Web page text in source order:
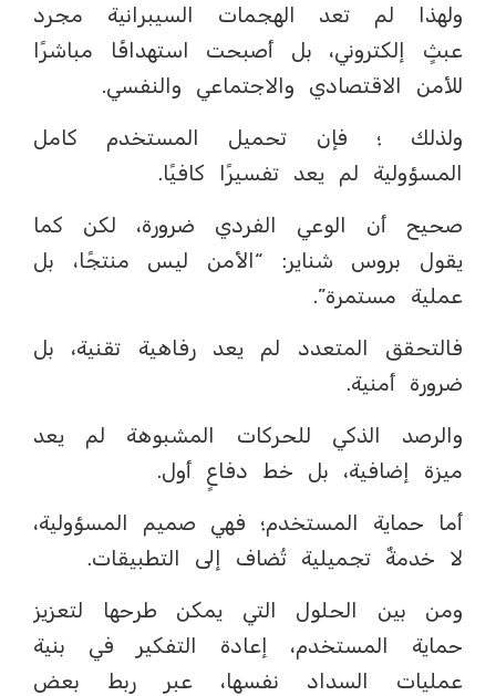
ولهذا لم تعد الهجمات السيبرانية مجرد
عبثٍ إلكتروني، بل أصبحت استهدافًا مباشرًا
للأمن الاقتصادي والاجتماعي والنفسي.
ولذلك ؛ فإن تحميل المستخدم كامل
المسؤولية لم يعد تفسيرًا كافيًا.
صحيح أن الوعي الفردي ضرورة، لكن كما
يقول بروس شناير: “الأمن ليس منتجًا، بل
عملية مستمرة”.
فالتحقق المتعدد لم يعد رفاهية تقنية، بل
ضرورة أمنية.
والرصد الذكي للحركات المشبوهة لم يعد
ميزة إضافية، بل خط دفاعٍ أول.
أما حماية المستخدم؛ فهي صميم المسؤولية،
لا خدمةٌ تجميلية تُضاف إلى التطبيقات.
ومن بين الحلول التي يمكن طرحها لتعزيز
حماية المستخدم، إعادة التفكير في بنية
عمليات السداد نفسها، عبر ربط بعض